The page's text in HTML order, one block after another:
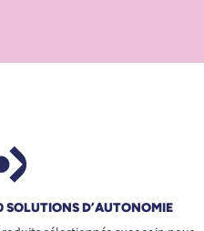
SOLUTIONS D’AUTONOMIE